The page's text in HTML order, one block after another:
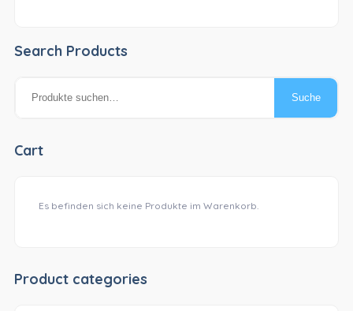
Search Products
nach:
Suche
Cart
Es befinden sich keine Produkte im Warenkorb.
Product categories